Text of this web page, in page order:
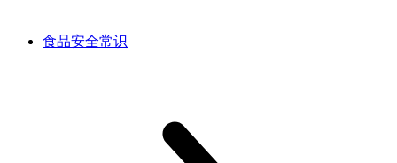
食品安全常识